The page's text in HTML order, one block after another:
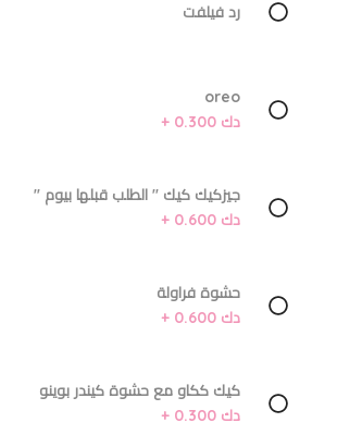
رد فيلفت
oreo
دك 0.300 +
جيزكيك كيك '' الطلب قبلها بيوم ''
دك 0.600 +
حشوة فراولة
دك 0.600 +
كيك ككاو مع حشوة كيندر بوينو
دك 0.300 +